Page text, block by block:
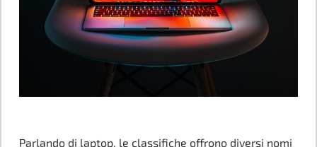
Parlando di laptop, le classifiche offrono diversi nomi